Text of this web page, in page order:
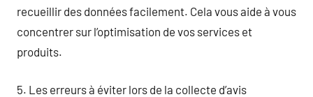
recueillir des données facilement. Cela vous aide à vous
concentrer sur l’optimisation de vos services et
produits.
5. Les erreurs à éviter lors de la collecte d’avis